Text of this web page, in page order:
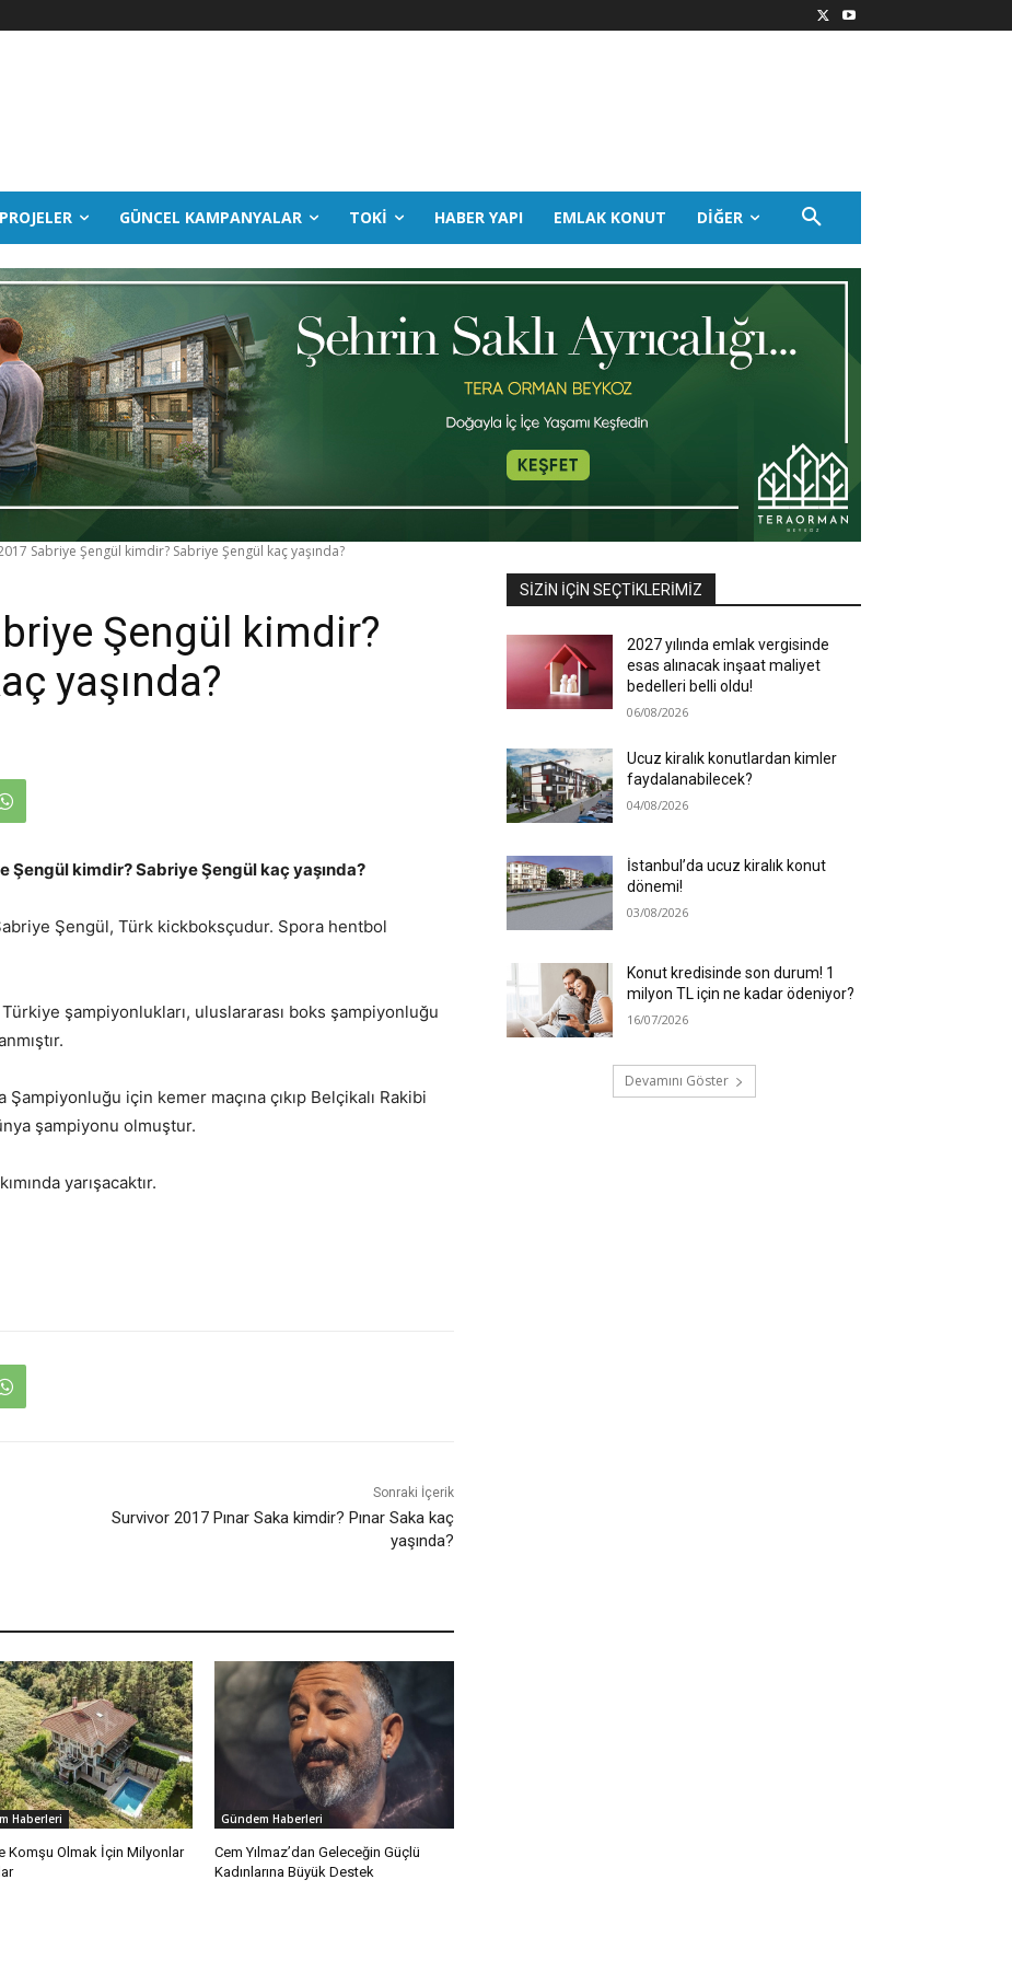
GÜNCEL KAMPANYALAR TOKİ HABER YAPI EMLAK KONUT DIĞER
Sabriye Şengül kimdir? Sabriye Şengül kaç yaşında?
Şengül kimdir?
yaşında?
Şengül kimdir? Sabriye Şengül kaç yaşında?
Şengül, Türk kickboksçudur. Spora hentbol
şampiyonlukları, uluslararası boks şampiyonluğu
Şampiyonluğu için kemer maçına çıkıp Belçikalı Rakibi
şampiyonu olmuştur.
yarışacaktır.
Sonraki İçerik
Survivor 2017 Pınar Saka kimdir? Pınar Saka kaç
yaşında?
Haberleri
Komşu Olmak İçin Milyonlar
Gündem Haberleri
Cem Yılmaz’dan Geleceğin Güçlü
Kadınlarına Büyük Destek
SIZIN İÇIN SEÇTIKLERIMIZ
2027 yılında emlak vergisinde
esas alınacak inşaat maliyet
bedelleri belli oldu!
06/08/2026
Ucuz kiralık konutlardan kimler
faydalanabilecek?
04/08/2026
İstanbul’da ucuz kiralık konut
dönemi!
03/08/2026
Konut kredisinde son durum! 1
milyon TL için ne kadar ödeniyor?
16/07/2026
Devamını Göster